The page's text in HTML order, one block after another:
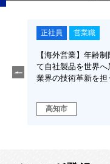
科
正社員 営業職
【海外営業】年齢
て自社製品を世界
業界の技術革新を
高知市